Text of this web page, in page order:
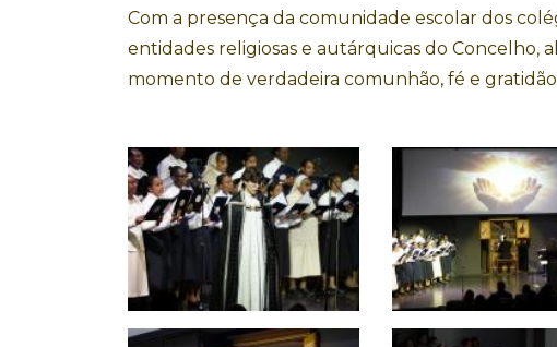
Com a presença da comunidade escolar dos
entidades religiosas e autárquicas do Concelho,
momento de verdadeira comunhão, fé e